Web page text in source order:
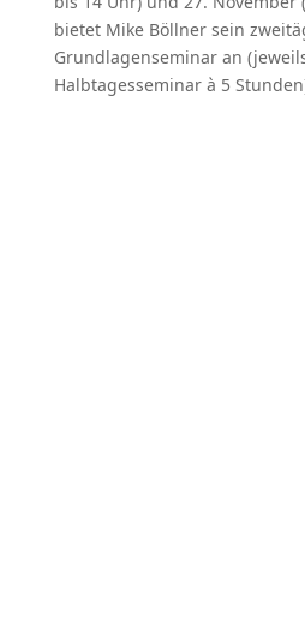
bietet Mike Böllner sein
Grundlagenseminar an
Halbtagesseminar à 5